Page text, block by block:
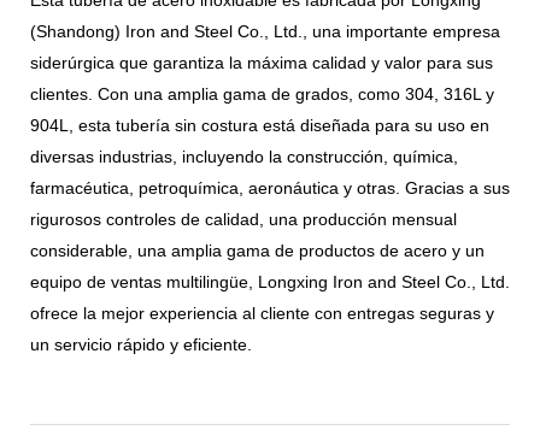
(Shandong) Iron and Steel Co., Ltd., una importante empresa
siderúrgica que garantiza la máxima calidad y valor para sus
clientes. Con una amplia gama de grados, como 304, 316L y
904L, esta tubería sin costura está diseñada para su uso en
diversas industrias, incluyendo la construcción, química,
farmacéutica, petroquímica, aeronáutica y otras. Gracias a sus
rigurosos controles de calidad, una producción mensual
considerable, una amplia gama de productos de acero y un
equipo de ventas multilingüe, Longxing Iron and Steel Co., Ltd.
ofrece la mejor experiencia al cliente con entregas seguras y
un servicio rápido y eficiente.